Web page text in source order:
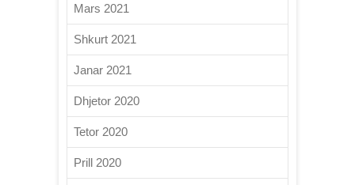
Mars 2021
Shkurt 2021
Janar 2021
Dhjetor 2020
Tetor 2020
Prill 2020